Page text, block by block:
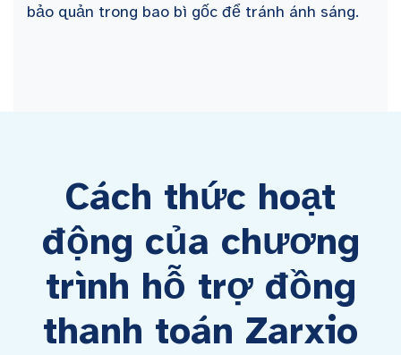
bảo quản trong bao bì gốc để tránh ánh sáng.
Cách thức hoạt
động của chương
trình hỗ trợ đồng
thanh toán Zarxio